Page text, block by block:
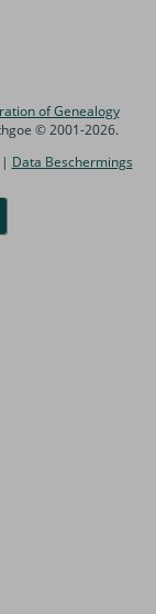
of Genealogy
© 2001-2026.
Data Beschermings